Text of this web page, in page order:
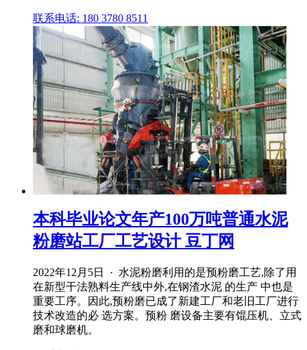
联系电话: 180 3780 8511
本科毕业论文年产100万吨普通水泥
粉磨站工厂工艺设计 豆丁网
2022年12月5日 · 水泥粉磨利用的是预粉磨工艺,除了用
在新型干法熟料生产线中外,在钢渣水泥 的生产 中也是
重要工序。因此,预粉磨已成了新建工厂和老旧工厂进行
技术改造的必 选方案。预粉 磨设备主要有馄压机、立式
磨和球磨机。